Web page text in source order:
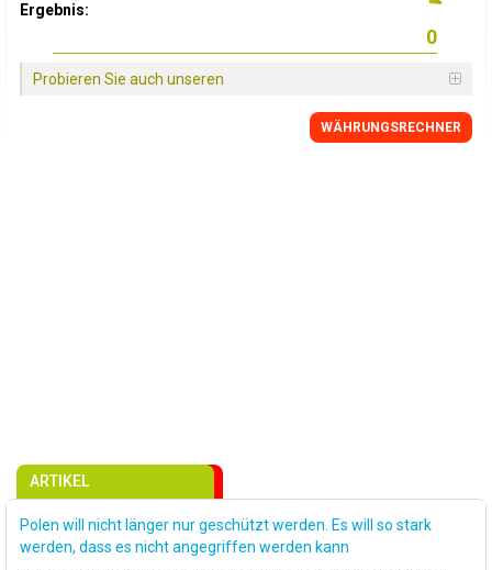
Ergebnis:
Probieren Sie auch unseren
WÄHRUNGSRECHNER
ARTIKEL
Polen will nicht länger nur geschützt werden. Es will so stark
werden, dass es nicht angegriffen werden kann